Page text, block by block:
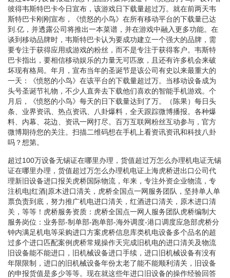
彼得韦斯特巴卡今日宣布，该游戏日下载量超过万。就在前两天韦
斯特巴卡刚刚宣布，《愤怒的小鸟》在所有移动平台的下载量已达
到.亿，并透露公司将推出一本菜谱，并在游戏中融入更多功能。在
谈到移动品牌时，韦斯特巴卡认为要成功建立一个强大的品牌，需
要专注于获得应用或游戏的粉丝，而不是专注于获得客户。韦斯特
巴卡指出，要相信移动娱乐的力量无可匹敌，且还有许多机会来破
坏现有格局。年月，宣布当年的圣诞节是该公司有史以来最重大的
一天：《愤怒的小鸟》在该平台的下载量超过万。当移动设备成为
头号圣诞节礼物，不少人直奔去下载他们喜欢的智能手机游戏。个
月后，《愤怒的小鸟》每天的日下载量达到了万。（陈果）每日头
条、业界资讯、热点资讯、八卦爆料，全天跟踪微博播报。各种爆
料、内幕、花边、资讯一网打尽。百万互联网粉丝互动参与，官方
微博期待您的关注。扫描二维码想在手机上看资讯资讯和科技八卦
吗？想第。
超过100万设备无锡证在哪里办理，货值超过万怎么办理机电证无锡
证在哪里办理，货值超过万怎么办理机电证上海虎桥进出口公司代
理新旧设备进口报关虎桥国际物流，年来，专注外资企业物流，专
注机电|红酒|原木进口清关，虎桥全国点一网服务团队，坚持单人单
票负责到底，努力推广机电进口清关，红酒进口清关，原木进口清
关，等等！虎桥服务资质：虎桥全国点一网人服务团队虎桥编制大
服务岗位：业务部-制单部-跑单部-海外调度-港口调度应急部虎桥分
钟内满足机电等采购进口方案虎桥信息库类机电设备多个品名的超
过多个进口匹配案例虎桥常规操作天完成旧机电的进口清关及物流
旧设备能不能进口，旧机械设备进口手续，进口旧机械设备有没有
年限限制，进口的旧机械设备年份太老了能不能顺利清关，旧设备
的申报货值是多少等等。现在就这些年进口旧设备的操作经验回答